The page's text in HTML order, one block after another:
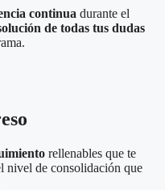
continua durante el
de todas tus dudas
rellenables que te
nivel de consolidación que